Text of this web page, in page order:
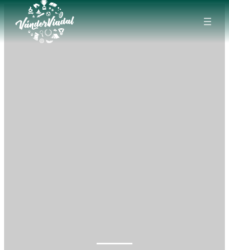
Ugrás
a
tartalomhoz